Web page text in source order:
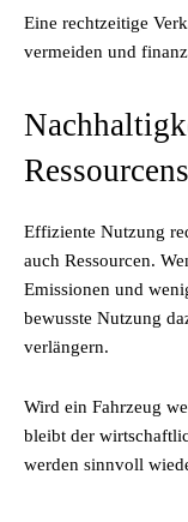
Eine rechtzeitige
vermeiden und
Effiziente Nutzung
auch Ressourcen.
Emissionen und
bewusste Nutzung
verlängern.
Wird ein Fahrzeug
bleibt der
werden sinnvoll